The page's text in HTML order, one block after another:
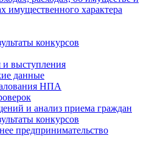
имущественного характера
конкурсов
выступления
данные
НПА
и анализ приема граждан
конкурсов
предпринимательство